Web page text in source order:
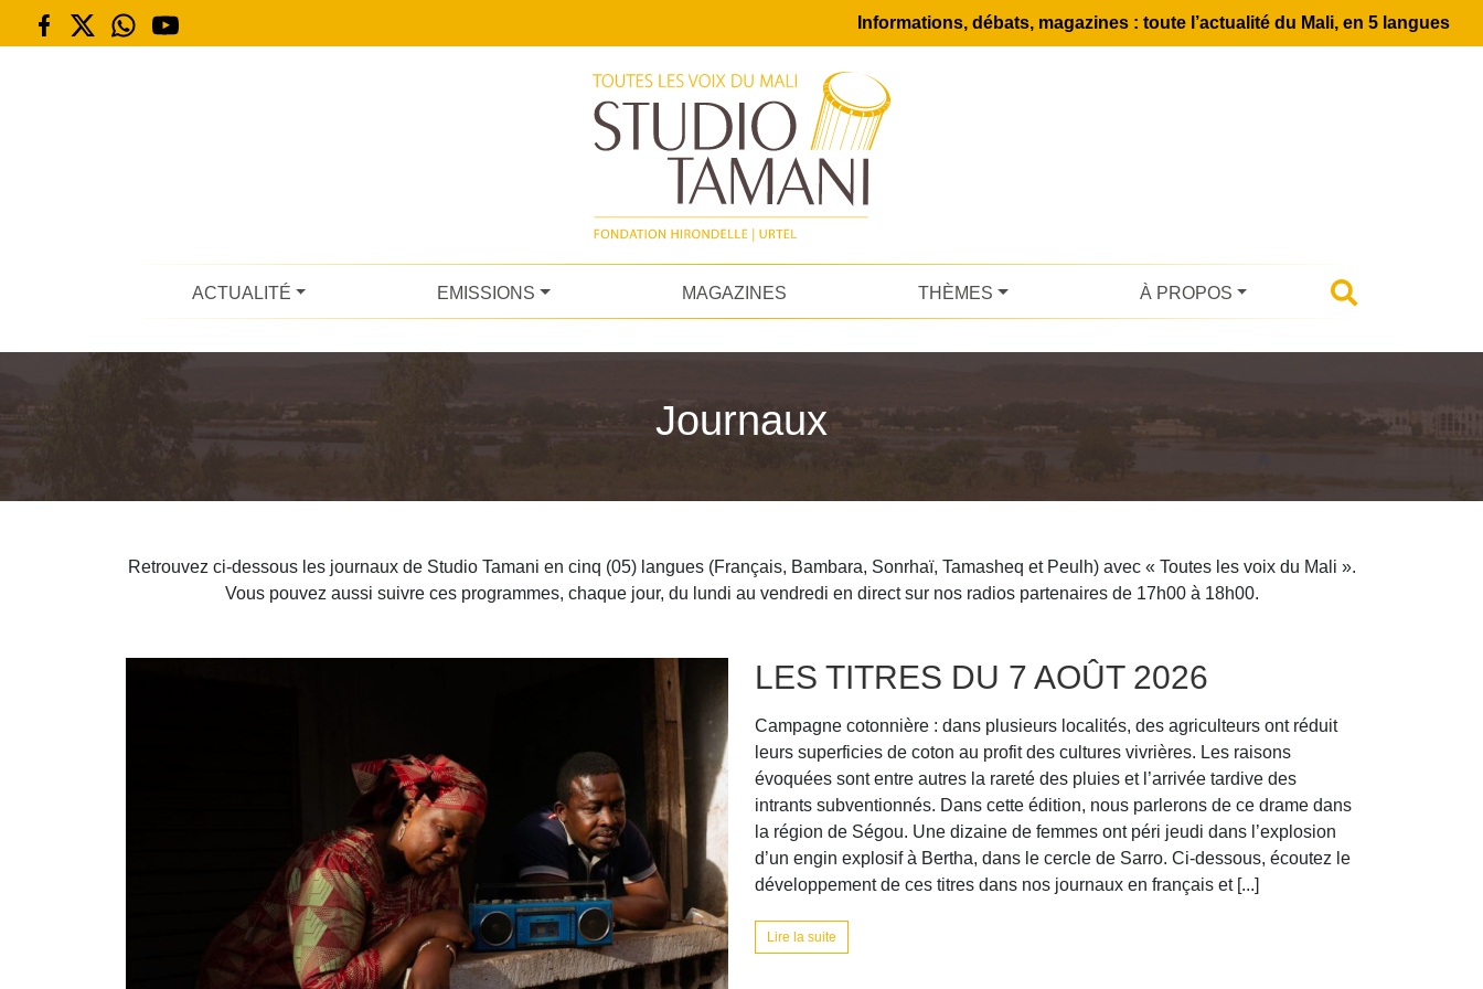
Informations, débats, magazines : toute l’actualité du Mali, en 5 langues
ACTUALITÉ EMISSIONS MAGAZINES THÈMES À PROPOS
Journaux
Retrouvez ci-dessous les journaux de Studio Tamani en cinq (05) langues (Français, Bambara, Sonrhaï, Tamasheq et Peulh) avec « Toutes les voix du Mali ».
Vous pouvez aussi suivre ces programmes, chaque jour, du lundi au vendredi en direct sur nos radios partenaires de 17h00 à 18h00.
LES TITRES DU 7 AOÛT 2026
Campagne cotonnière : dans plusieurs localités, des agriculteurs ont réduit
leurs superficies de coton au profit des cultures vivrières. Les raisons
évoquées sont entre autres la rareté des pluies et l’arrivée tardive des
intrants subventionnés. Dans cette édition, nous parlerons de ce drame dans
la région de Ségou. Une dizaine de femmes ont péri jeudi dans l’explosion
d’un engin explosif à Bertha, dans le cercle de Sarro. Ci-dessous, écoutez le
développement de ces titres dans nos journaux en français et [...]
Lire la suite